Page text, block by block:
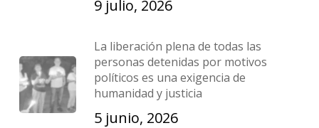
9 julio, 2026
La liberación plena de todas las
personas detenidas por motivos
políticos es una exigencia de
humanidad y justicia
5 junio, 2026